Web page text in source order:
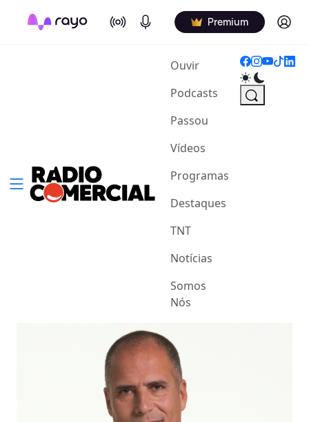
On Air Podcasts Premium Log in
Ouvir(current)
Podcasts
Passou
Vídeos
Programas
Destaques
TNT
Notícias
Somos
Nós